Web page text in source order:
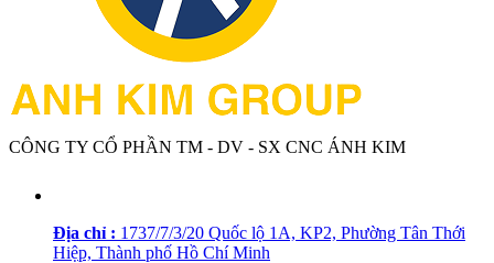
CÔNG TY CỔ PHẦN TM - DV - SX CNC ÁNH KIM
Địa chỉ : 1737/7/3/20 Quốc lộ 1A, KP2, Phường Tân Thới
Hiệp, Thành phố Hồ Chí Minh